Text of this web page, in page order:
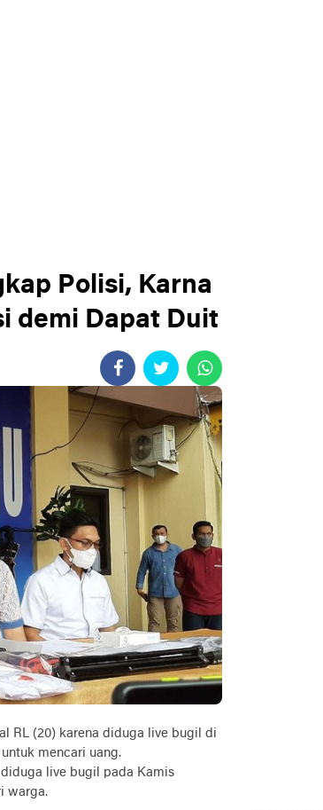
Polisi, Karna
demi Dapat Duit
RL (20) karena diduga live bugil di
mencari uang.
live bugil pada Kamis
warga.